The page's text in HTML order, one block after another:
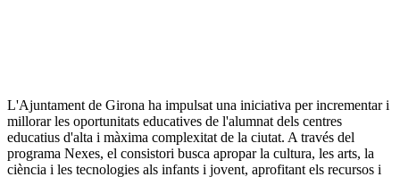
L'Ajuntament de Girona ha impulsat una iniciativa per incrementar i
millorar les oportunitats educatives de l'alumnat dels centres
educatius d'alta i màxima complexitat de la ciutat. A través del
programa Nexes, el consistori busca apropar la cultura, les arts, la
ciència i les tecnologies als infants i jovent, aprofitant els recursos i